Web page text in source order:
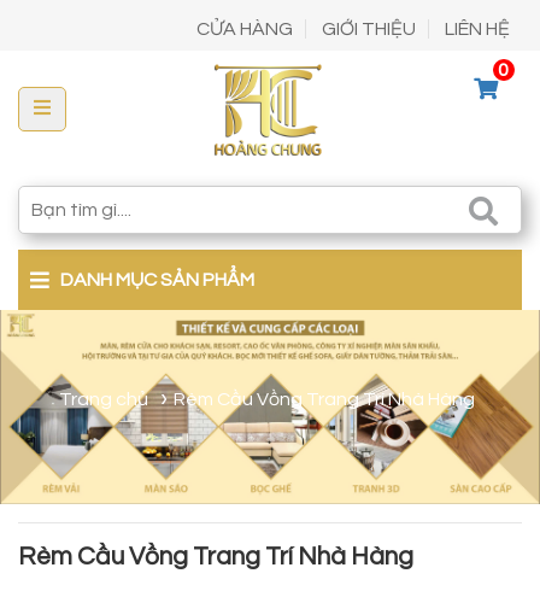
CỬA HÀNG GIỚI THIỆU LIÊN HỆ
0
DANH MỤC SẢN PHẨM
Trang chủ Rèm Cầu Vồng Trang Trí Nhà Hàng
Rèm Cầu Vồng Trang Trí Nhà Hàng